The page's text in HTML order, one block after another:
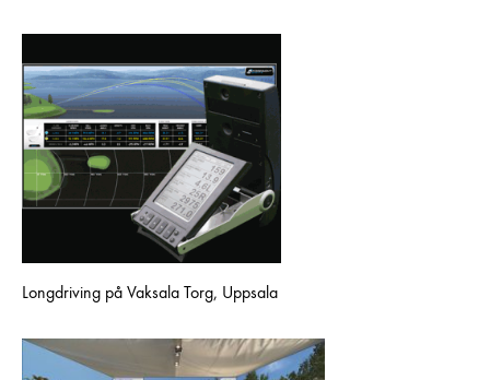
Longdriving på Vaksala Torg, Uppsala